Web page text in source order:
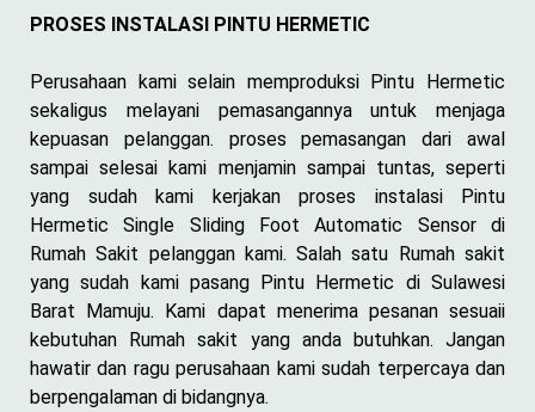
PROSES INSTALASI PINTU HERMETIC
Perusahaan kami selain memproduksi Pintu Hermetic
sekaligus melayani pemasangannya untuk menjaga
kepuasan pelanggan. proses pemasangan dari awal
sampai selesai kami menjamin sampai tuntas, seperti
yang sudah kami kerjakan proses instalasi Pintu
Hermetic Single Sliding Foot Automatic Sensor di
Rumah Sakit pelanggan kami. Salah satu Rumah sakit
yang sudah kami pasang Pintu Hermetic di Sulawesi
Barat Mamuju. Kami dapat menerima pesanan sesuaii
kebutuhan Rumah sakit yang anda butuhkan. Jangan
hawatir dan ragu perusahaan kami sudah terpercaya dan
berpengalaman di bidangnya.